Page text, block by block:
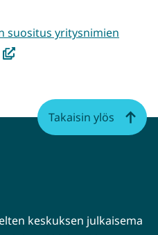
ikkunaan,
suositus yritysnimien
keskuksen julkaisema
Takaisin ylös